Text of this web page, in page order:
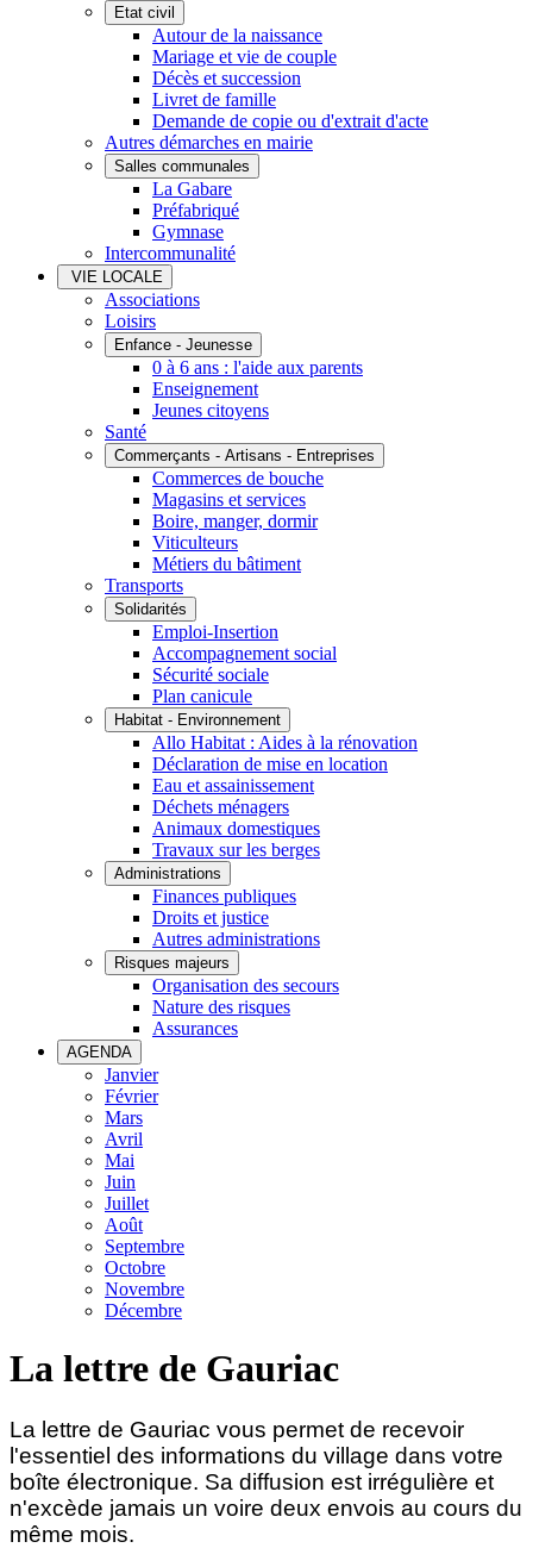
Etat civil
Autour de la naissance
Mariage et vie de couple
Décès et succession
Livret de famille
Demande de copie ou d'extrait d'acte
Autres démarches en mairie
Salles communales
La Gabare
Préfabriqué
Gymnase
Intercommunalité
VIE LOCALE
Associations
Loisirs
Enfance - Jeunesse
0 à 6 ans : l'aide aux parents
Enseignement
Jeunes citoyens
Santé
Commerçants - Artisans - Entreprises
Commerces de bouche
Magasins et services
Boire, manger, dormir
Viticulteurs
Métiers du bâtiment
Transports
Solidarités
Emploi-Insertion
Accompagnement social
Sécurité sociale
Plan canicule
Habitat - Environnement
Allo Habitat : Aides à la rénovation
Déclaration de mise en location
Eau et assainissement
Déchets ménagers
Animaux domestiques
Travaux sur les berges
Administrations
Finances publiques
Droits et justice
Autres administrations
Risques majeurs
Organisation des secours
Nature des risques
Assurances
AGENDA
Janvier
Février
Mars
Avril
Mai
Juin
Juillet
Août
Septembre
Octobre
Novembre
Décembre
La lettre de Gauriac
La lettre de Gauriac vous permet de recevoir
l'essentiel des informations du village dans votre
boîte électronique. Sa diffusion est irrégulière et
n'excède jamais un voire deux envois au cours du
même mois.